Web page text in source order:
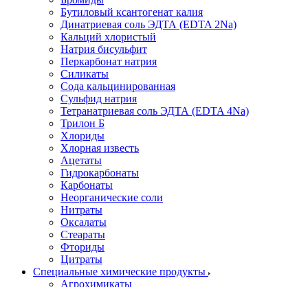
Бутиловый ксантогенат калия
Динатриевая соль ЭДТА (EDTA 2Na)
Кальций хлористый
Натрия бисульфит
Перкарбонат натрия
Силикаты
Сода кальцинированная
Сульфид натрия
Тетранатриевая соль ЭДТА (EDTA 4Na)
Трилон Б
Хлориды
Хлорная известь
Ацетаты
Гидрокарбонаты
Карбонаты
Неорганические соли
Нитраты
Оксалаты
Стеараты
Фториды
Цитраты
Специальные химические продукты
Агрохимикаты